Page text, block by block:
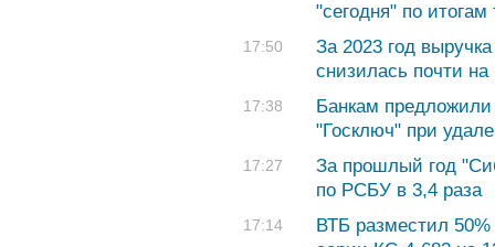
"сегодня" по
17:50
За 2023 год
снизилась почти на
17:38
Банкам
"Госключ" при
17:27
За прошлый год
по РСБУ в 3,4 раза
17:14
ВТБ разместил